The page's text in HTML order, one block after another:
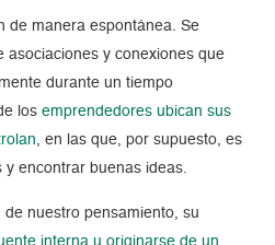
de manera espontánea. Se
asociaciones y conexiones que
durante un tiempo
los emprendedores ubican sus
, en las que, por supuesto, es
y encontrar buenas ideas.
nuestro pensamiento, su
interna u originarse de un